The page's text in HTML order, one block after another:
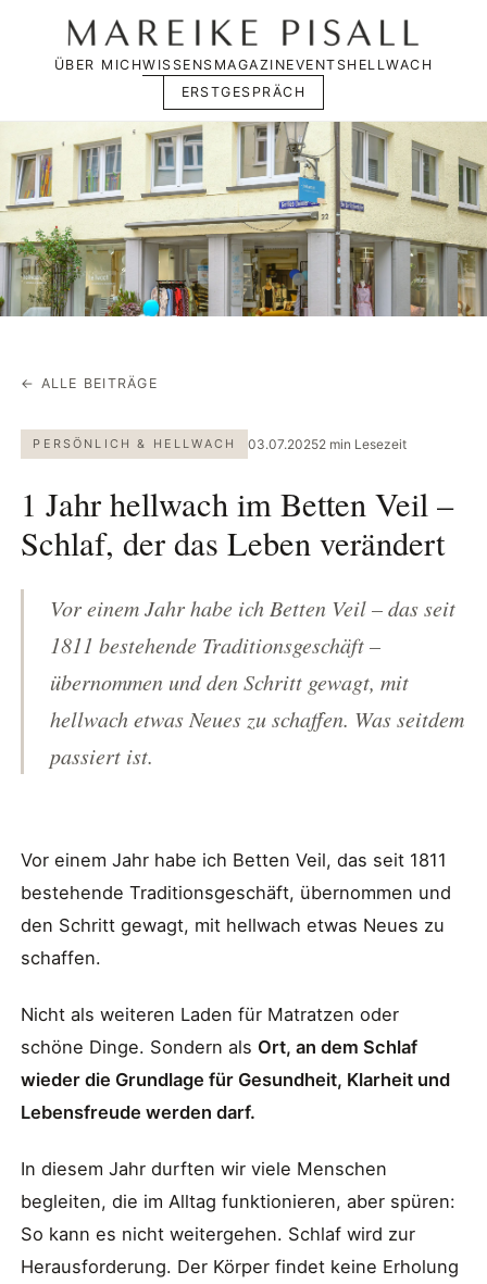
ÜBER MICHWISSENSMAGAZINEVENTSHELLWACH
ERSTGESPRÄCH
← ALLE BEITRÄGE
PERSÖNLICH & HELLWACH 03.07.20252 min Lesezeit
1 Jahr hellwach im Betten Veil –
Schlaf, der das Leben verändert
Vor einem Jahr habe ich Betten Veil – das seit
1811 bestehende Traditionsgeschäft –
übernommen und den Schritt gewagt, mit
hellwach etwas Neues zu schaffen. Was seitdem
passiert ist.
Vor einem Jahr habe ich Betten Veil, das seit 1811
bestehende Traditionsgeschäft, übernommen und
den Schritt gewagt, mit hellwach etwas Neues zu
schaffen.
Nicht als weiteren Laden für Matratzen oder
schöne Dinge. Sondern als Ort, an dem Schlaf
wieder die Grundlage für Gesundheit, Klarheit und
Lebensfreude werden darf.
In diesem Jahr durften wir viele Menschen
begleiten, die im Alltag funktionieren, aber spüren:
So kann es nicht weitergehen. Schlaf wird zur
Herausforderung. Der Körper findet keine Erholung